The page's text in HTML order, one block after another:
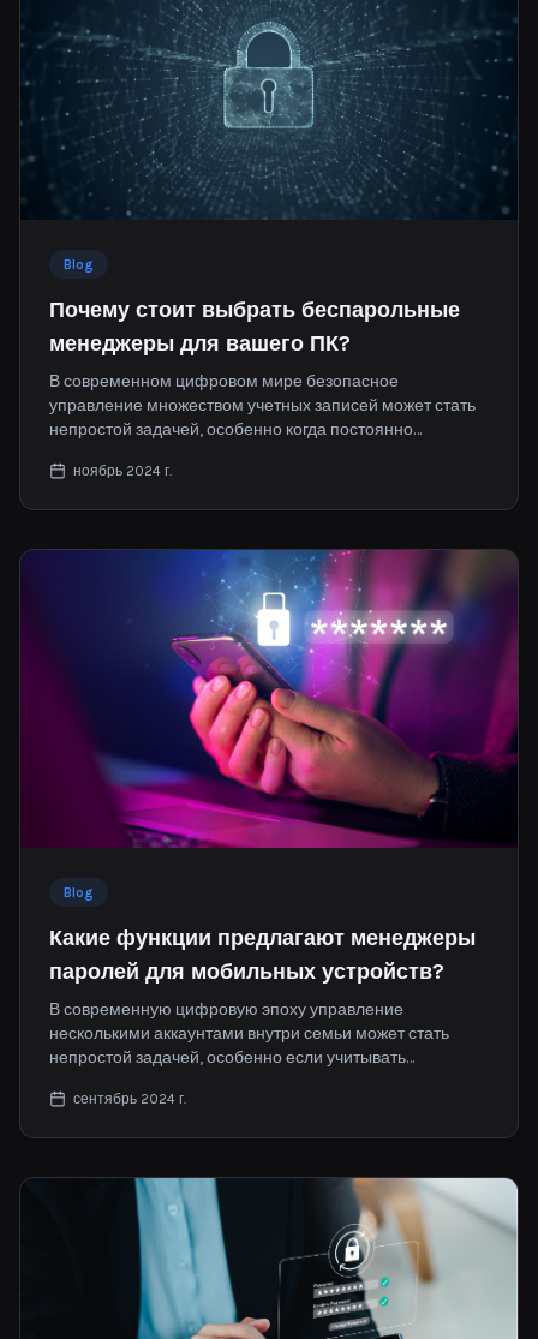
Blog
Почему стоит выбрать беспарольные
менеджеры для вашего ПК?
В современном цифровом мире безопасное
управление множеством учетных записей может стать
непростой задачей, особенно когда постоянно
Беспарольная аутентификация на компьютере
ноябрь 2024 г.
Blog
Какие функции предлагают менеджеры
паролей для мобильных устройств?
В современную цифровую эпоху управление
несколькими аккаунтами внутри семьи может стать
непростой задачей, особенно если учитывать
сентябрь 2024 г.